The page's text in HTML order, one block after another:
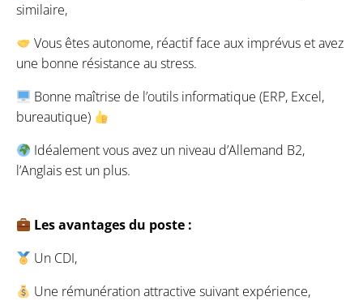
similaire,
Vous êtes autonome, réactif face aux imprévus et avez
une bonne résistance au stress.
Bonne maîtrise de l’outils informatique (ERP, Excel,
bureautique)
Idéalement vous avez un niveau d’Allemand B2,
l’Anglais est un plus.
Les avantages du poste :
Un CDI,
Une rémunération attractive suivant expérience,